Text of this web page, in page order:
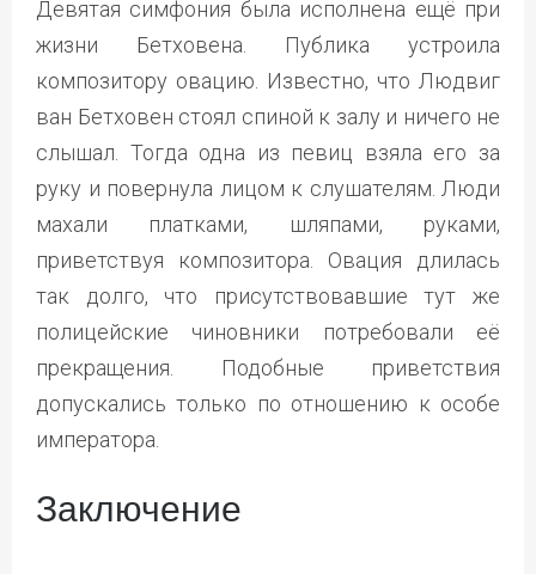
Девятая симфония была исполнена ещё при
жизни Бетховена. Публика устроила
композитору овацию. Известно, что Людвиг
ван Бетховен стоял спиной к залу и ничего не
слышал. Тогда одна из певиц взяла его за
руку и повернула лицом к слушателям. Люди
махали платками, шляпами, руками,
приветствуя композитора. Овация длилась
так долго, что присутствовавшие тут же
полицейские чиновники потребовали её
прекращения. Подобные приветствия
допускались только по отношению к особе
императора.
Заключение